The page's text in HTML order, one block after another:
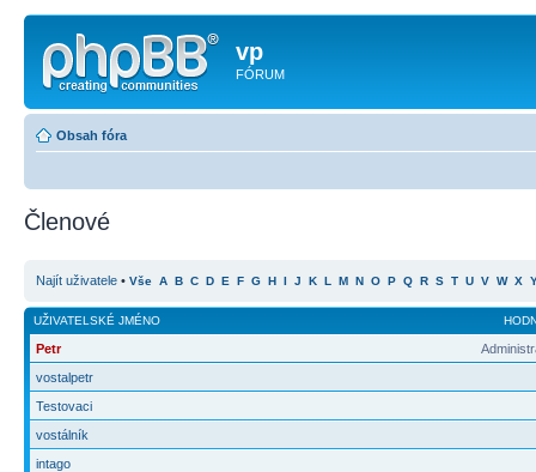
vp
FÓRUM
Obsah fóra
Členové
Najít uživatele • Vše A B C D E F G H I J K L M N O P Q R S T U V W X
UŽIVATELSKÉ JMÉNO
Petr
vostalpetr
Testovaci
vostálník
intago